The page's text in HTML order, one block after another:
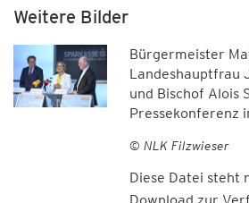
Weitere Bilder
Bürgermeister
Landeshauptfrau
und Bischof Alois
Pressekonferenz
© NLK Filzwieser
Diese Datei steht